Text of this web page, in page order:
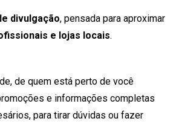
divulgação, pensada para aproximar
e lojas locais.
de quem está perto de você
e informações completas
para tirar dúvidas ou fazer